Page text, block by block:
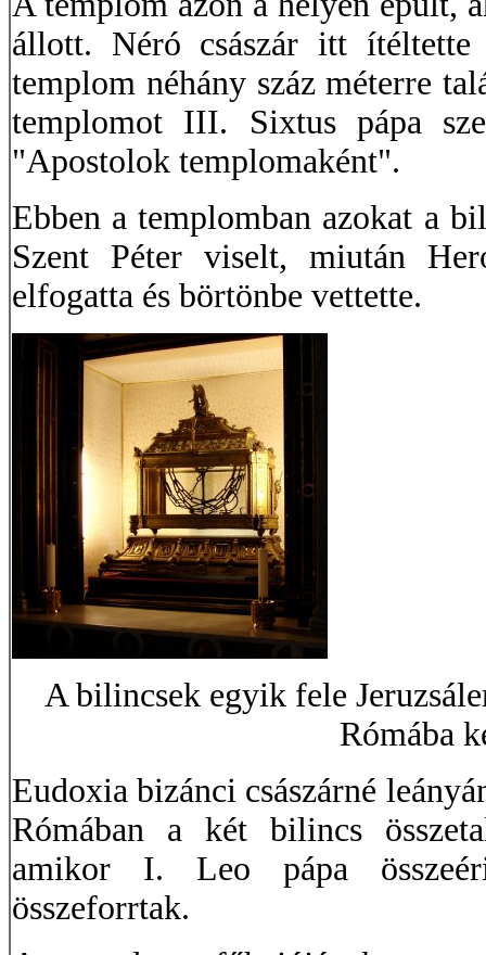
állott. Néró császár itt
templom néhány száz méterre
templomot III. Sixtus pápa
"Apostolok templomaként".
Ebben a templomban azokat a
Szent Péter viselt, miután
elfogatta és börtönbe vettette.
A bilincsek egyik fele
Rómába
Eudoxia bizánci császárné
Rómában a két bilincs
amikor I. Leo pápa
összeforrtak.